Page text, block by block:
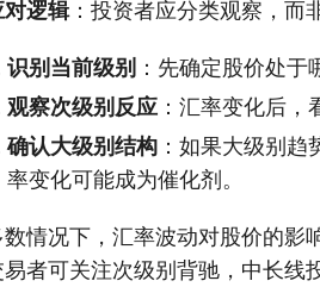
对逻辑：投资者应分类观察，而
识别当前级别 ：先确定股价处
观察次级别反应 ：汇率变化后，
确认大级别结构 ：如果大级别
率变化可能成为催化剂。
数情况下，汇率波动对股价的影
易者可关注次级别背驰，中长线